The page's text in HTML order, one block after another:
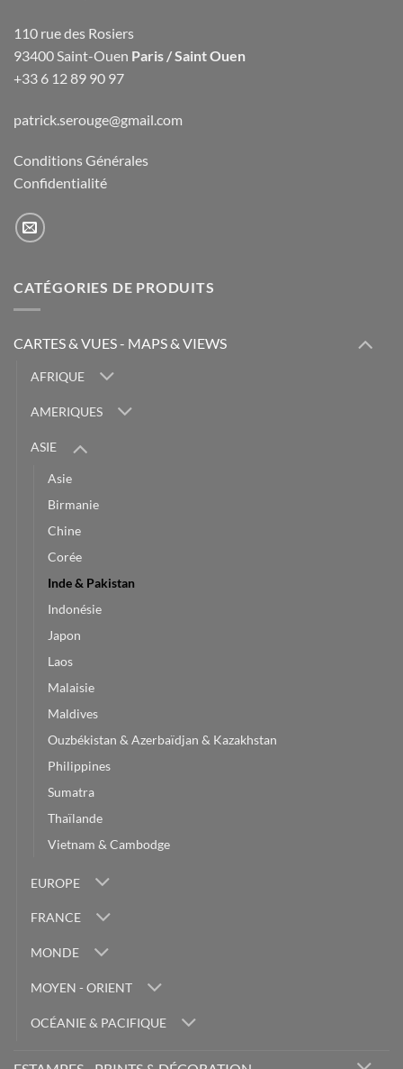
110 rue des Rosiers
93400 Saint-Ouen Paris / Saint Ouen
+33 6 12 89 90 97
patrick.serouge@gmail.com
Conditions Générales
Confidentialité
CATÉGORIES DE PRODUITS
CARTES & VUES - MAPS & VIEWS
AFRIQUE
AMERIQUES
ASIE
Asie
Birmanie
Chine
Corée
Inde & Pakistan
Indonésie
Japon
Laos
Malaisie
Maldives
Ouzbékistan & Azerbaïdjan & Kazakhstan
Philippines
Sumatra
Thaïlande
Vietnam & Cambodge
EUROPE
FRANCE
MONDE
MOYEN - ORIENT
OCÉANIE & PACIFIQUE